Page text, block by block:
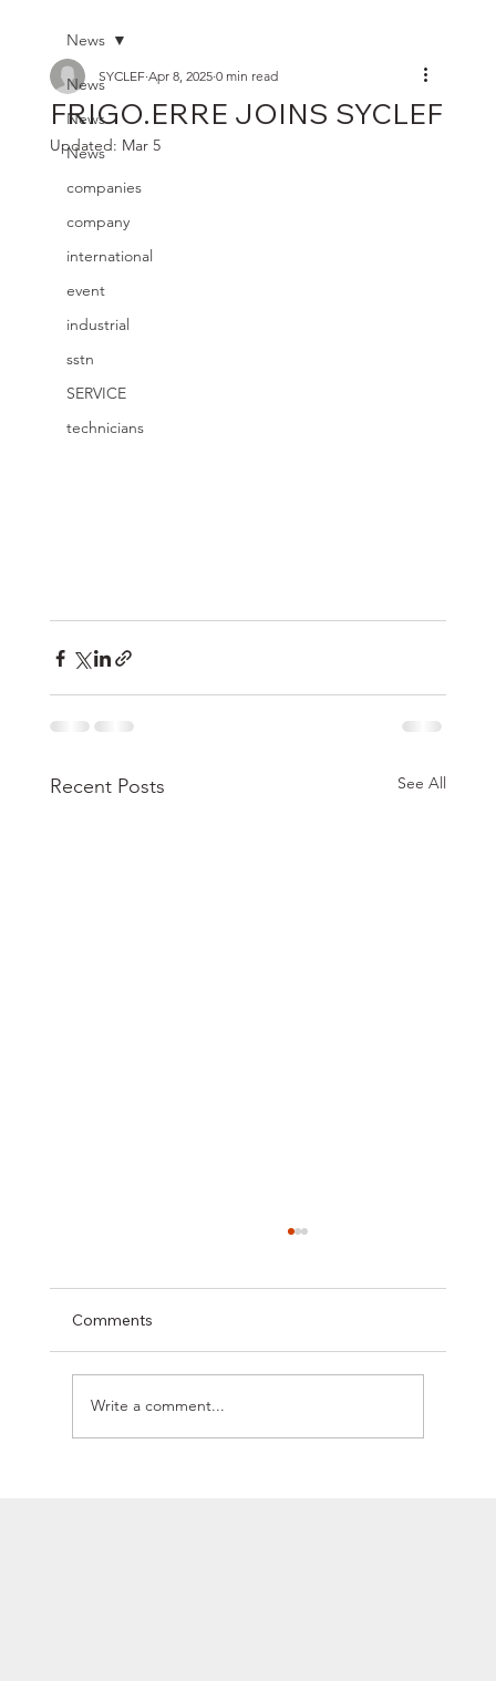
News
News
News
companies
company
international
event
industrial
sstn
SERVICE
technicians
News
FRIGO.ERRE JOINS SYCLEF
SYCLEF Apr 8, 2025 0 min read
Updated: Mar 5
Recent Posts See All
Comments
Write a comment...